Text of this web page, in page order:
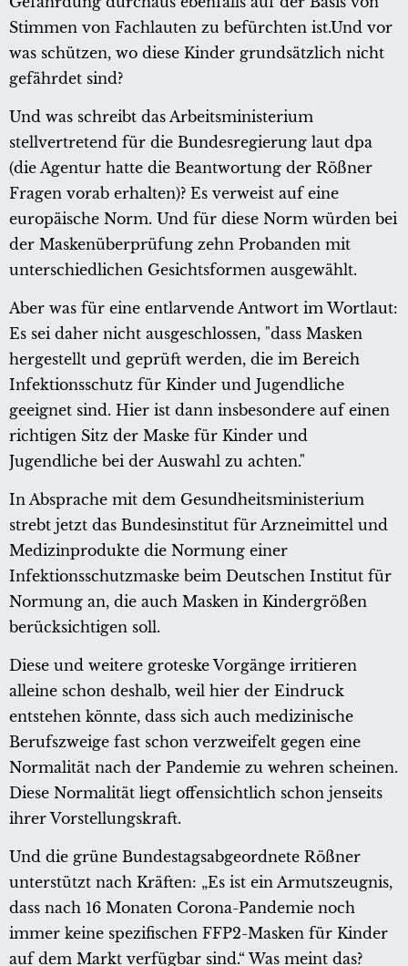
Stimmen von Fachlauten zu befürchten ist.Und vor
was schützen, wo diese Kinder grundsätzlich nicht
gefährdet sind?
Und was schreibt das Arbeitsministerium
stellvertretend für die Bundesregierung laut dpa
(die Agentur hatte die Beantwortung der Rößner
Fragen vorab erhalten)? Es verweist auf eine
europäische Norm. Und für diese Norm würden bei
der Maskenüberprüfung zehn Probanden mit
unterschiedlichen Gesichtsformen ausgewählt.
Aber was für eine entlarvende Antwort im Wortlaut:
Es sei daher nicht ausgeschlossen, "dass Masken
hergestellt und geprüft werden, die im Bereich
Infektionsschutz für Kinder und Jugendliche
geeignet sind. Hier ist dann insbesondere auf einen
richtigen Sitz der Maske für Kinder und
Jugendliche bei der Auswahl zu achten."
In Absprache mit dem Gesundheitsministerium
strebt jetzt das Bundesinstitut für Arzneimittel und
Medizinprodukte die Normung einer
Infektionsschutzmaske beim Deutschen Institut für
Normung an, die auch Masken in Kindergrößen
berücksichtigen soll.
Diese und weitere groteske Vorgänge irritieren
alleine schon deshalb, weil hier der Eindruck
entstehen könnte, dass sich auch medizinische
Berufszweige fast schon verzweifelt gegen eine
Normalität nach der Pandemie zu wehren scheinen.
Diese Normalität liegt offensichtlich schon jenseits
ihrer Vorstellungskraft.
Und die grüne Bundestagsabgeordnete Rößner
unterstützt nach Kräften: „Es ist ein Armutszeugnis,
dass nach 16 Monaten Corona-Pandemie noch
immer keine spezifischen FFP2-Masken für Kinder
auf dem Markt verfügbar sind.“ Was meint das?